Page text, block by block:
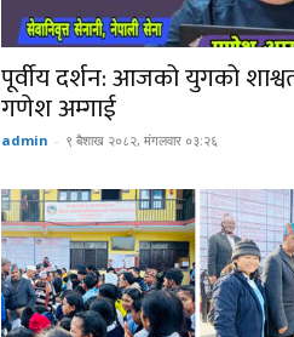
पूर्वीय दर्शन: आजको युगको
गणेश अम्गाई
admin - ९ बैशाख २०८२, मंगलवार ०३:२६